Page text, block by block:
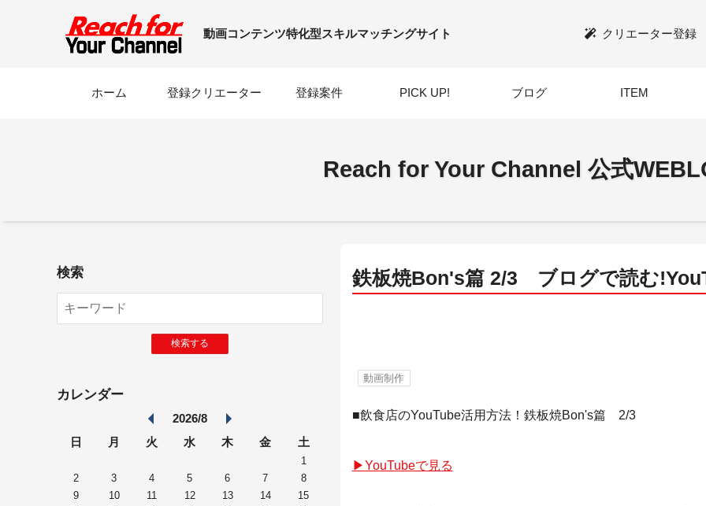
動画コンテンツ特化型スキルマッチングサイト クリエーター登録
ホーム 登録クリエーター 登録案件 PICK UP! ブログ ITEM
Reach for Your Channel 公式
鉄板焼Bon's篇 2/3 ブログで読む
動画制作
■飲食店のYouTube活用方法！鉄板焼Bon's篇 2/3
▶︎YouTubeで見る
検索
検索する
カレンダー
2026/8
日
月 火 水 木 金 土
1
2
3 4 5 6 7
8
9
10 11 12 13 14
15